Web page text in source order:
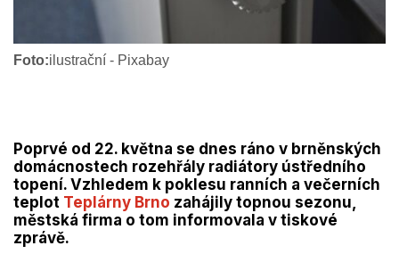
Foto:ilustrační - Pixabay
Poprvé od 22. května se dnes ráno v brněnských
domácnostech rozehřály radiátory ústředního
topení. Vzhledem k poklesu ranních a večerních
teplot Teplárny Brno zahájily topnou sezonu,
městská firma o tom informovala v tiskové
zprávě.